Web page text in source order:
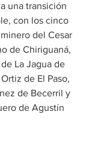
una transición
con los cinco
del Cesar
de Chiriguaná,
La Jagua de
de El Paso,
de Becerril y
de Agustín